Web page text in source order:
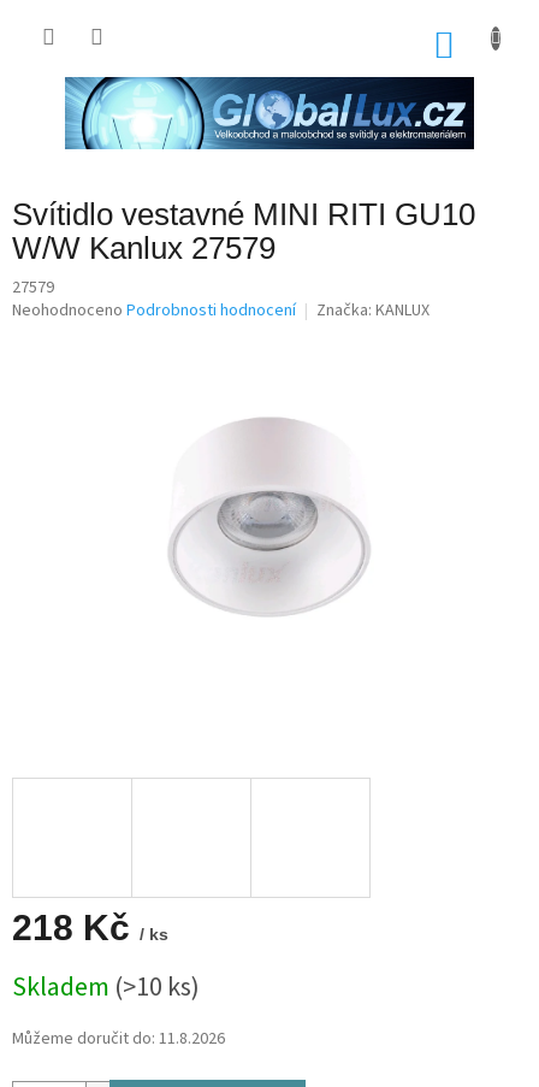
Svítidlo vestavné MINI RITI GU10
W/W Kanlux 27579
27579
Průměrné
Neohodnoceno Podrobnosti hodnocení Značka: KANLUX
218 Kč / ks
cena:
Skladem (>10 ks)
Můžeme doručit do: 11.8.2026